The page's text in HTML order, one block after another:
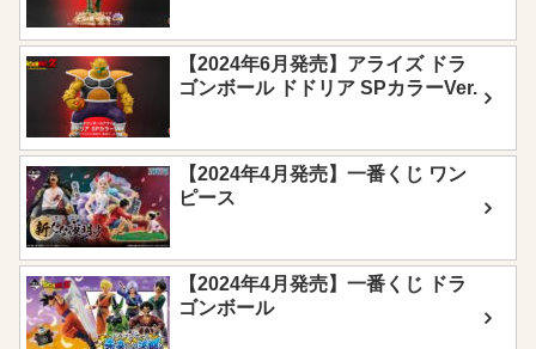
【2024年6月発売】アライズ ドラ
ゴンボール ドドリア SPカラーVer.
【2024年4月発売】一番くじ ワン
ピース
【2024年4月発売】一番くじ ドラ
ゴンボール